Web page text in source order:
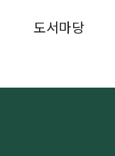
도서마당